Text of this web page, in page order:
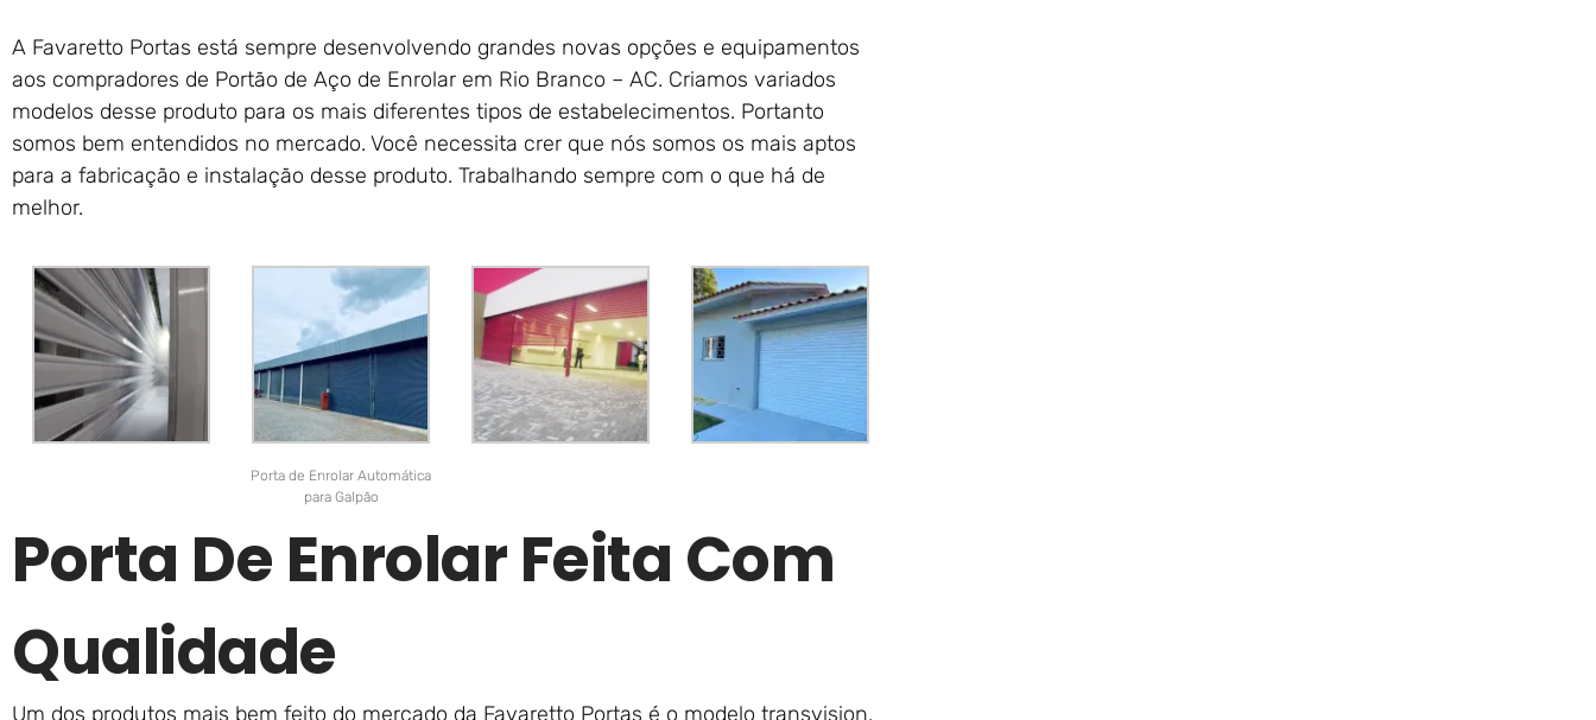
A Favaretto Portas está sempre desenvolvendo grandes novas opções e equipamentos
aos compradores de Portão de Aço de Enrolar em Rio Branco – AC. Criamos variados
modelos desse produto para os mais diferentes tipos de estabelecimentos. Portanto
somos bem entendidos no mercado. Você necessita crer que nós somos os mais aptos
para a fabricação e instalação desse produto. Trabalhando sempre com o que há de
melhor.
Porta de Enrolar Automática
para Galpão
Porta De Enrolar Feita Com
Qualidade
Um dos produtos mais bem feito do mercado da Favaretto Portas é o modelo transvision.